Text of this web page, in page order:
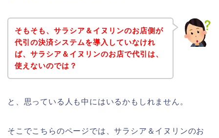
そもそも、サラシア＆イヌリンのお店側が
代引の決済システムを導入していなけれ
ば、サラシア＆イヌリンのお店で代引は、
使えないのでは？
と、思っている人も中にはいるかもしれません。
そこでこちらのページでは、サラシア＆イヌリンのお